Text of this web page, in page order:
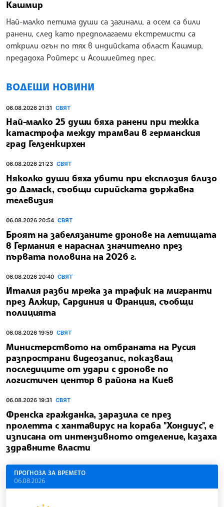
Кашмир
Най-малко петима души са загинали, а осем са били
ранени, след като предполагаеми екстремисти са
открили огън по тях в индийската област Кашмир,
предадоха Ройтерс и Асошиейтед прес.
ВОДЕЩИ НОВИНИ
06.08.2026 21:31 СВЯТ
Най-малко 25 души бяха ранени при тежка
катастрофа между трамваи в германския
град Гелзенкирхен
06.08.2026 21:23 СВЯТ
Няколко души бяха убити при експлозия близо
до Дамаск, съобщи сирийската държавна
телевизия
06.08.2026 20:54 СВЯТ
Броят на забелязаните дронове на летищата
в Германия е нараснал значително през
първата половина на 2026 г.
06.08.2026 20:40 СВЯТ
Италия разби мрежа за трафик на мигранти
през Алжир, Сардиния и Франция, съобщи
полицията
06.08.2026 19:59 СВЯТ
Министерството на отбраната на Русия
разпространи видеозапис, показващ
последиците от удари с дронове по
логистичен център в района на Киев
06.08.2026 19:31 СВЯТ
Френска гражданка, заразила се през
пролетта с хантавирус на кораба "Хондиус", е
изписана от интензивното отделение, казаха
здравните власти
ПРОГНОЗА ЗА ВРЕМЕТО
06.08.2026